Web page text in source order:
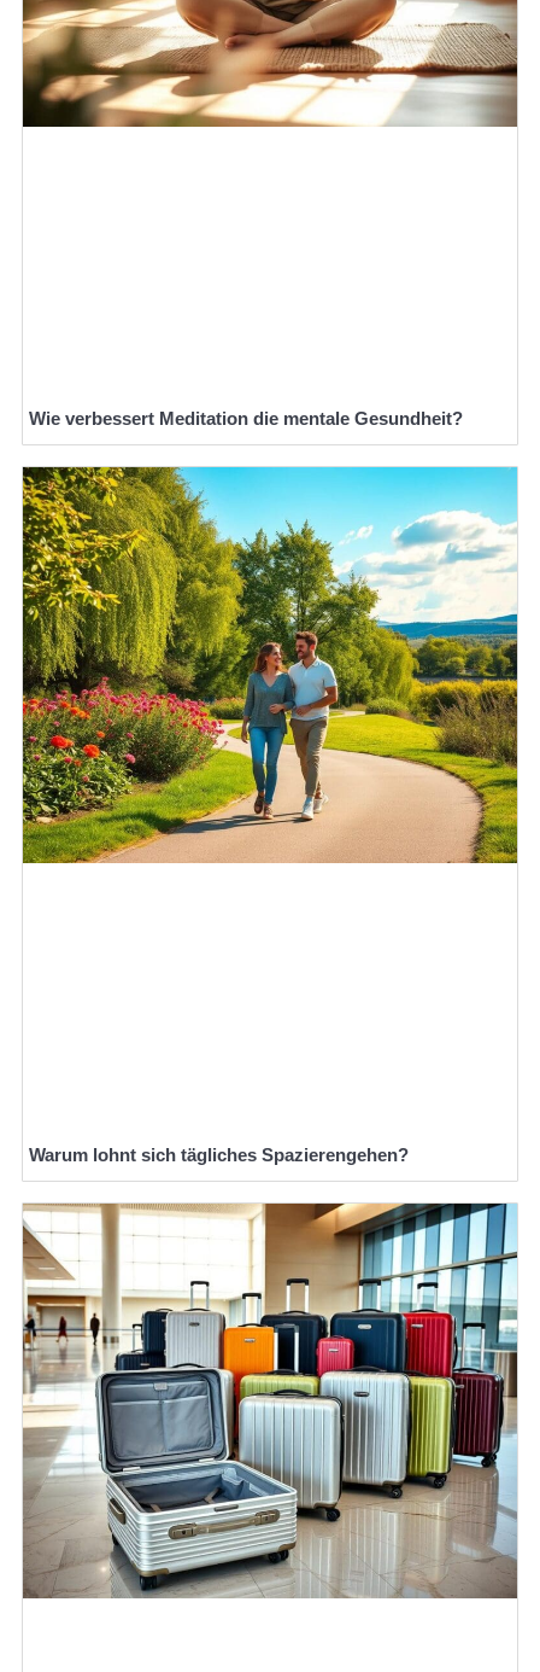
Wie verbessert Meditation die mentale Gesundheit?
Warum lohnt sich tägliches Spazierengehen?